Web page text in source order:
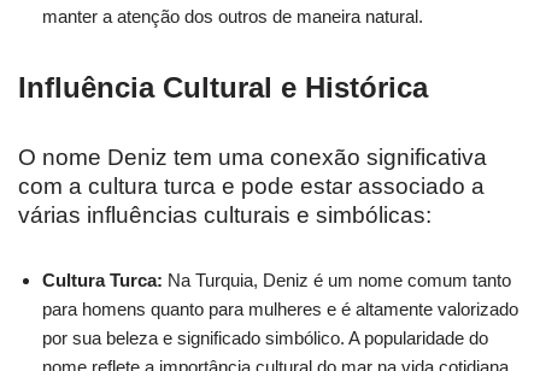
manter a atenção dos outros de maneira natural.
Influência Cultural e Histórica
O nome Deniz tem uma conexão significativa
com a cultura turca e pode estar associado a
várias influências culturais e simbólicas:
Cultura Turca: Na Turquia, Deniz é um nome comum tanto
para homens quanto para mulheres e é altamente valorizado
por sua beleza e significado simbólico. A popularidade do
nome reflete a importância cultural do mar na vida cotidiana